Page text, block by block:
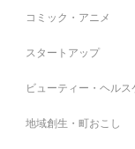
コミック・アニメ
スタートアップ
ビューティー・ヘルス
地域創生・町おこし